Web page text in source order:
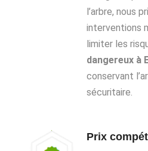
l’arbre, nous
interventions
limiter les
dangereux à
conservant
sécuritaire.
Prix